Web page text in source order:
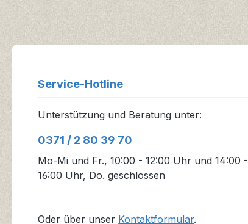
Service-Hotline
Unterstützung und Beratung unter:
0371 / 2 80 39 70
Mo-Mi und Fr., 10:00 - 12:00 Uhr und 14:00 -
16:00 Uhr, Do. geschlossen
Oder über unser Kontaktformular.